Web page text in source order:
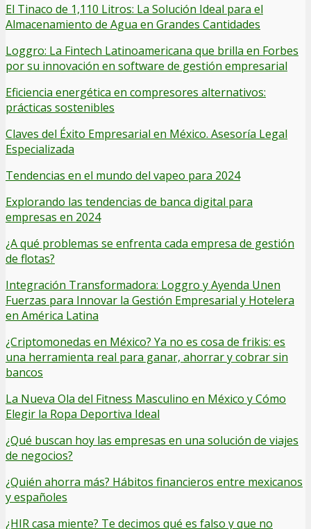
El Tinaco de 1,110 Litros: La Solución Ideal para el
Almacenamiento de Agua en Grandes Cantidades
Loggro: La Fintech Latinoamericana que brilla en Forbes
por su innovación en software de gestión empresarial
Eficiencia energética en compresores alternativos:
prácticas sostenibles
Claves del Éxito Empresarial en México. Asesoría Legal
Especializada
Tendencias en el mundo del vapeo para 2024
Explorando las tendencias de banca digital para
empresas en 2024
¿A qué problemas se enfrenta cada empresa de gestión
de flotas?
Integración Transformadora: Loggro y Ayenda Unen
Fuerzas para Innovar la Gestión Empresarial y Hotelera
en América Latina
¿Criptomonedas en México? Ya no es cosa de frikis: es
una herramienta real para ganar, ahorrar y cobrar sin
bancos
La Nueva Ola del Fitness Masculino en México y Cómo
Elegir la Ropa Deportiva Ideal
¿Qué buscan hoy las empresas en una solución de viajes
de negocios?
¿Quién ahorra más? Hábitos financieros entre mexicanos
y españoles
¿HIR casa miente? Te decimos qué es falso y que no